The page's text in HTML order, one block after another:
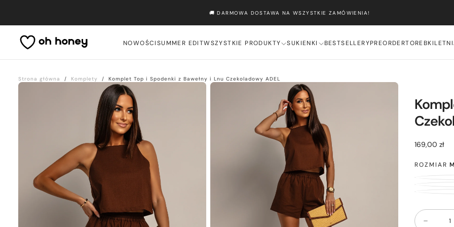
🚚 DARMOWA DOSTAWA NA WSZYSTKIE ZAMÓWIENIA!
NOWOŚCISUMMER EDITWSZYSTKIE PRODUKTY SUKIENKI BESTSELLERYPREORDERTOREBKI
Strona główna / Komplety / Komplet Top i Spodenki z Bawełny i Lnu Czekoladowy ADEL
169,00
Cena
169,00 zł
ROZMIAR M
Ilość
Zmniejsz